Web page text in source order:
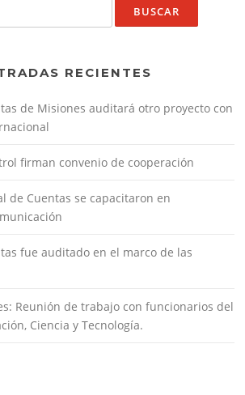
RECIENTES
de Misiones auditará otro proyecto con
firman convenio de cooperación
de Cuentas se capacitaron en
fue auditado en el marco de las
Reunión de trabajo con funcionarios del
Ciencia y Tecnología.